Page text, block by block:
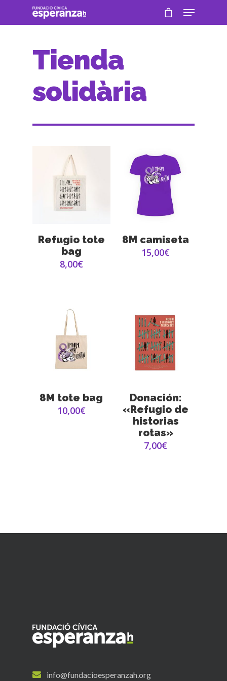
Tienda
solidària
SELECCIONAR
OPCIONES
Refugio tote
bag
8,00€
SELECCIONAR
8M camiseta
15,00€
SELECCIONAR
8M tote bag
10,00€
AÑADIR AL
CARRITO
Donación:
«Refugio de
historias
rotas»
7,00€
info@fundacioesperanzah.org